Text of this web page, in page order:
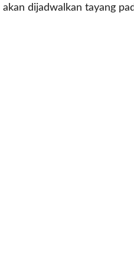
dijadwalkan tayang